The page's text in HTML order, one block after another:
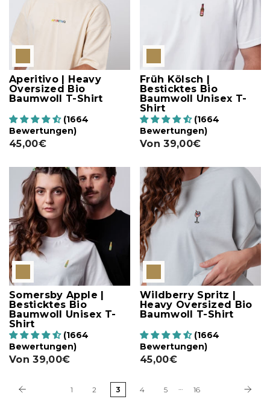
Aperitivo | Heavy
Oversized Bio
Baumwoll T-Shirt
(1664
Bewertungen)
45,00€
Früh Kölsch |
Besticktes Bio
Baumwoll Unisex T-
Shirt
(1664
Bewertungen)
Von 39,00€
Somersby Apple |
Besticktes Bio
Baumwoll Unisex T-
Shirt
(1664
Bewertungen)
Von 39,00€
Wildberry Spritz |
Heavy Oversized Bio
Baumwoll T-Shirt
(1664
Bewertungen)
45,00€
1 2 3 4 5 16